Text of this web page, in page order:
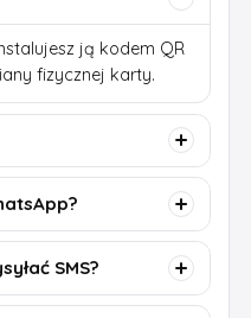
ją kodem QR
fizycznej karty.
SMS?